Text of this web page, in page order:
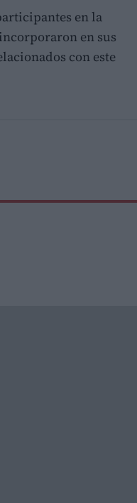
en la
en sus
con este